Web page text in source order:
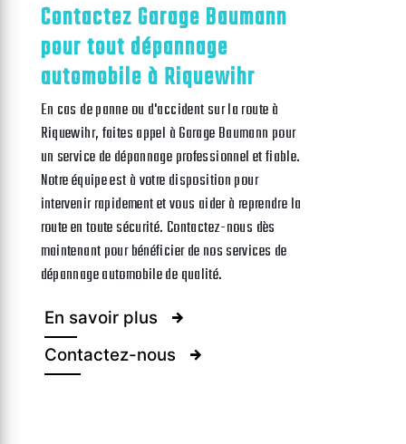
Contactez Garage Baumann
pour tout dépannage
automobile à Riquewihr
En cas de panne ou d'accident sur la route à
Riquewihr, faites appel à Garage Baumann pour
un service de dépannage professionnel et fiable.
Notre équipe est à votre disposition pour
intervenir rapidement et vous aider à reprendre la
route en toute sécurité. Contactez-nous dès
maintenant pour bénéficier de nos services de
dépannage automobile de qualité.
En savoir plus
Contactez-nous